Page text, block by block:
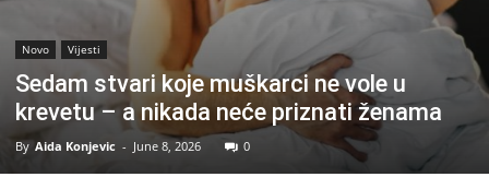
Novo Vijesti
Sedam stvari koje muškarci ne vole u
krevetu – a nikada neće priznati ženama
By Aida Konjevic - June 8, 2026 0